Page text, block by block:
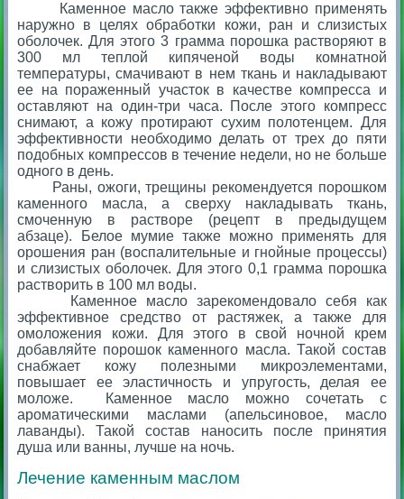
Каменное масло также эффективно применять
наружно в целях обработки кожи, ран и слизистых
оболочек. Для этого 3 грамма порошка растворяют в
300 мл теплой кипяченой воды комнатной
температуры, смачивают в нем ткань и накладывают
ее на пораженный участок в качестве компресса и
оставляют на один-три часа. После этого компресс
снимают, а кожу протирают сухим полотенцем. Для
эффективности необходимо делать от трех до пяти
подобных компрессов в течение недели, но не больше
одного в день.
Раны, ожоги, трещины рекомендуется порошком
каменного масла, а сверху накладывать ткань,
смоченную в растворе (рецепт в предыдущем
абзаце). Белое мумие также можно применять для
орошения ран (воспалительные и гнойные процессы)
и слизистых оболочек. Для этого 0,1 грамма порошка
растворить в 100 мл воды.
Каменное масло зарекомендовало себя как
эффективное средство от растяжек, а также для
омоложения кожи. Для этого в свой ночной крем
добавляйте порошок каменного масла. Такой состав
снабжает кожу полезными микроэлементами,
повышает ее эластичность и упругость, делая ее
моложе. Каменное масло можно сочетать с
ароматическими маслами (апельсиновое, масло
лаванды). Такой состав наносить после принятия
душа или ванны, лучше на ночь.
Лечение каменным маслом